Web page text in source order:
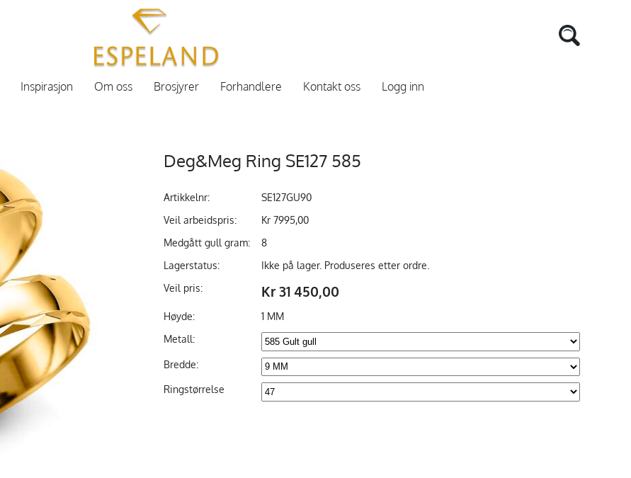
Inspirasjon Om oss Brosjyrer Forhandlere Kontakt oss Logg inn
Deg&Meg Ring SE127 585
Artikkelnr:
SE127GU90
Veil arbeidspris:
Kr 7995,00
Medgått gull gram:
8
Lagerstatus:
Ikke på lager. Produseres etter ordre.
Veil pris:
Kr 31 450,00
Høyde:
1 MM
Metall:
Bredde:
Ringstørrelse